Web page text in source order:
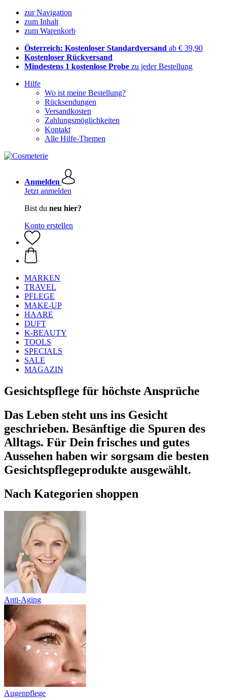
zur Navigation
zum Inhalt
zum Warenkorb
Österreich: Kostenloser Standardversand ab € 39,90
Kostenloser Rückversand
Mindestens 1 kostenlose Probe zu jeder Bestellung
Hilfe
Wo ist meine Bestellung?
Rücksendungen
Versandkosten
Zahlungsmöglichkeiten
Kontakt
Alle Hilfe-Themen
Anmelden
Jetzt anmelden
Bist du neu hier?
Konto erstellen
MARKEN
TRAVEL
PFLEGE
MAKE-UP
HAARE
DUFT
K-BEAUTY
TOOLS
SPECIALS
SALE
MAGAZIN
Gesichtspflege für höchste Ansprüche
Das Leben steht uns ins Gesicht
geschrieben. Besänftige die Spuren des
Alltags. Für Dein frisches und gutes
Aussehen haben wir sorgsam die besten
Gesichtspflegeprodukte ausgewählt.
Nach Kategorien shoppen
Anti-Aging
Augenpflege